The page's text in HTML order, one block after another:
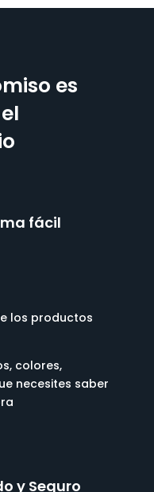
es
fácil
los productos
colores,
necesites saber
y Seguro